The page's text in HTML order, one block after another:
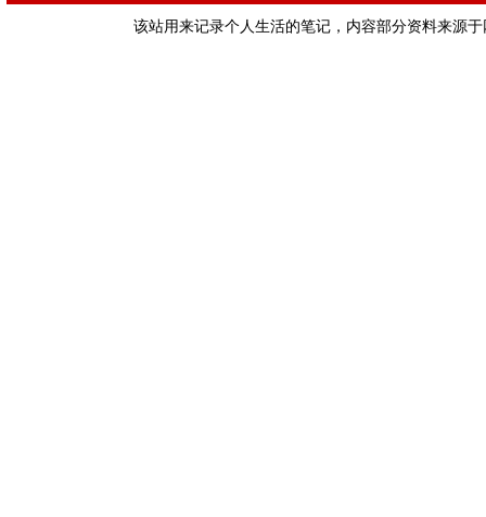
该站用来记录个人生活的笔记，内容部分资料来源